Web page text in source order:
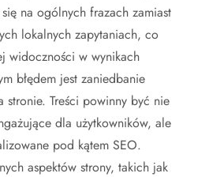
na ogólnych frazach zamiast
lokalnych zapytaniach, co
widoczności w wynikach
błędem jest zaniedbanie
stronie. Treści powinny być nie
dla użytkowników, ale
pod kątem SEO.
aspektów strony, takich jak